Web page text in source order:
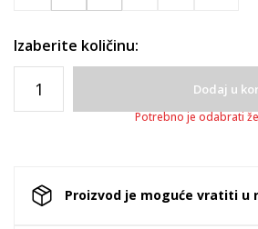
Izaberite količinu:
Dodaj u
Potrebno je odabrati
Proizvod je moguće vratiti u